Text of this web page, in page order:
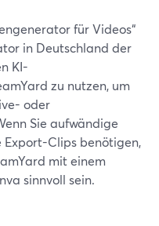
für Videos“
in Deutschland der
KI-
zu nutzen, um
oder
Sie aufwändige
Clips benötigen,
mit einem
sinnvoll sein.